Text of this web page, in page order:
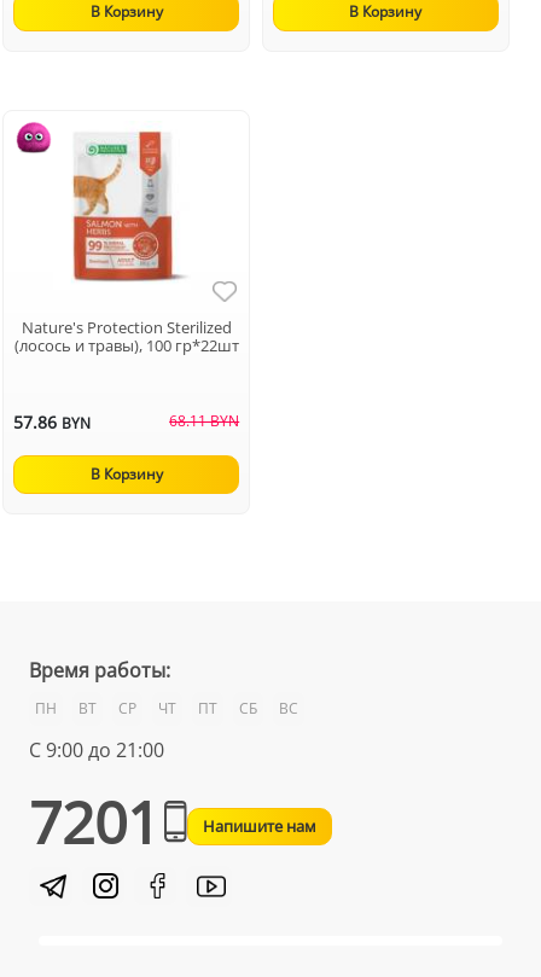
В Корзину В Корзину
Nature's Protection Sterilized
(лосось и травы), 100 гр*22шт
57.86 BYN 68.11 BYN
В Корзину
Время работы:
ПН ВТ СР ЧТ ПТ СБ ВС
С 9:00 до 21:00
7201 Напишите нам